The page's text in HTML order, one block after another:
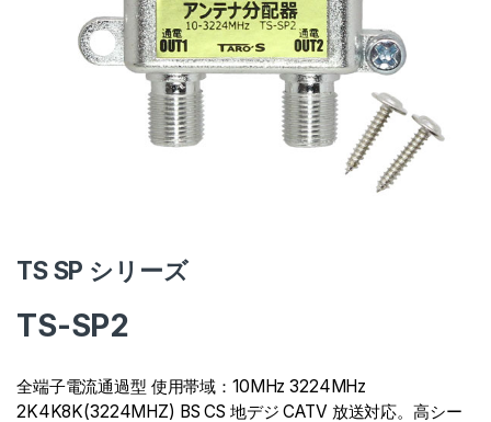
TS SP シリーズ
TS-SP2
全端子電流通過型 使用帯域：10MHz 3224MHz
2K4K8K(3224MHZ) BS CS 地デジ CATV 放送対応。高シー